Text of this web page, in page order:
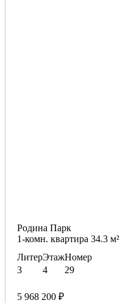
Родина Парк
1-комн. квартира 34.3 м²
Литер
3
Этаж
4
Номер
29
5 968 200 ₽